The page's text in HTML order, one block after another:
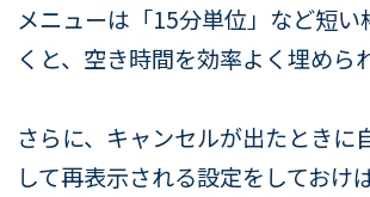
メニューは「15分単位」など短い
くと、空き時間を効率よく埋めら
さらに、キャンセルが出たときに
して再表示される設定をしておけ